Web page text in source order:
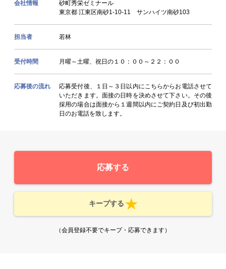
会社情報
砂町秀栄ゼミナール
東京都 江東区南砂1-10-11 サンハイツ南砂103
担当者 若林
受付時間 月曜～土曜、祝日の１０：００～２２：００
応募後の流れ
応募受付後、１日～３日以内にこちらからお電話させて
いただきます。面接の日時を決めさせて下さい。その後
採用の場合は面接から１週間以内にご契約日及び初出勤
日のお電話を致します。
応募する
キープする
（会員登録不要でキープ・応募できます）